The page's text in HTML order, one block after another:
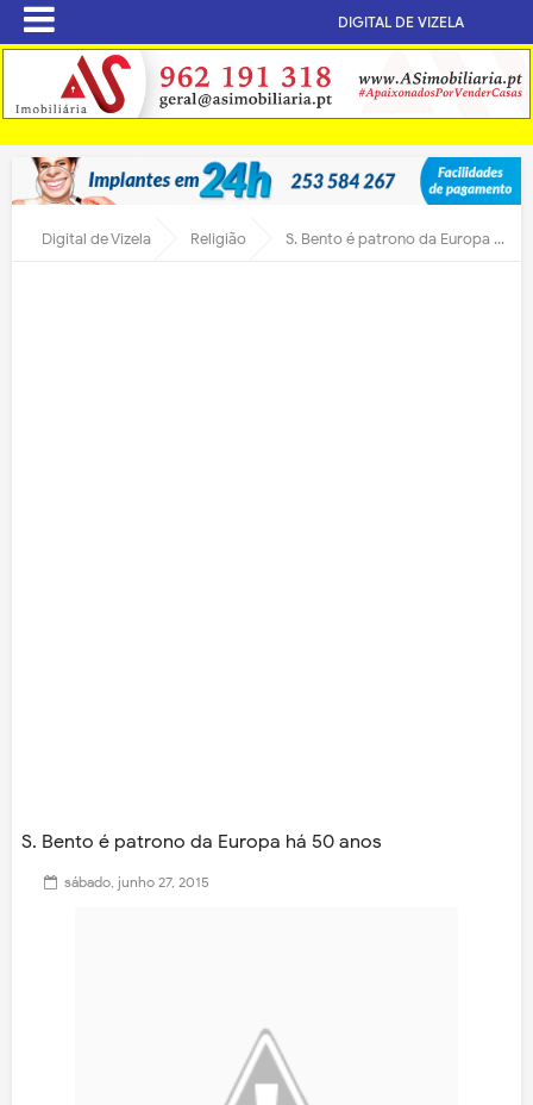
DIGITAL DE VIZELA
Digital de Vizela Religião S. Bento é patrono da Europa há 50 anos
S. Bento é patrono da Europa há 50 anos
sábado, junho 27, 2015